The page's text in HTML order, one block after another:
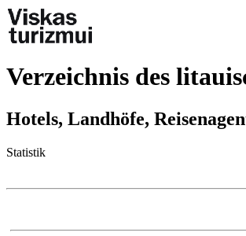
Verzeichnis des
Hotels, Landhöfe,
Statistik